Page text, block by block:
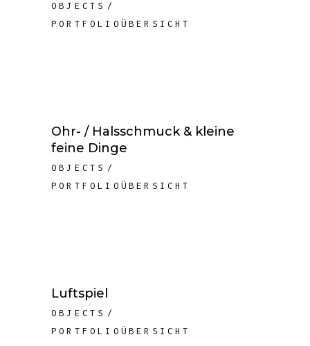
OBJECTS
PORTFOLIOÜBERSICHT
Ohr- / Halsschmuck & kleine
feine Dinge
OBJECTS
PORTFOLIOÜBERSICHT
Luftspiel
OBJECTS
PORTFOLIOÜBERSICHT